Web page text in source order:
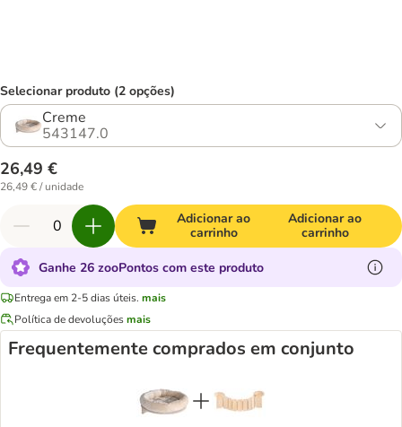
Selecionar produto (2 opções)
Creme
543147.0
26,49 €
26,49 € / unidade
Adicionar ao
carrinho
Adicionar ao
carrinho
Ganhe 26 zooPontos com este produto
Entrega em 2-5 dias úteis. mais
Política de devoluçõesmais
Frequentemente comprados em conjunto